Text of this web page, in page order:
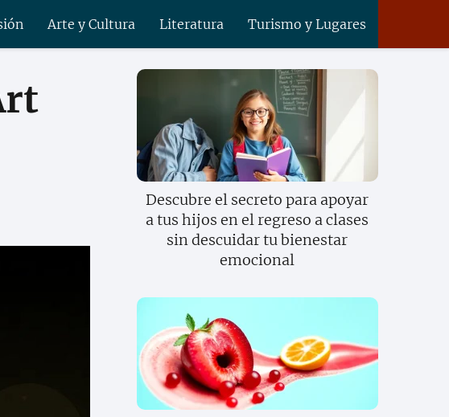
Arte y Cultura Literatura Turismo y Lugares
Descubre el secreto para apoyar
a tus hijos en el regreso a clases
sin descuidar tu bienestar
emocional